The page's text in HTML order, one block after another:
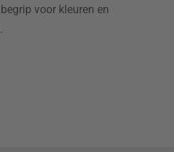
voor kleuren en